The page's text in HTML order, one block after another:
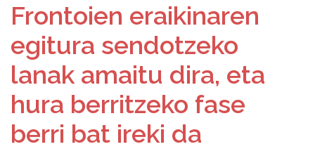
Frontoien eraikinaren
egitura sendotzeko
lanak amaitu dira, eta
hura berritzeko fase
berri bat ireki da